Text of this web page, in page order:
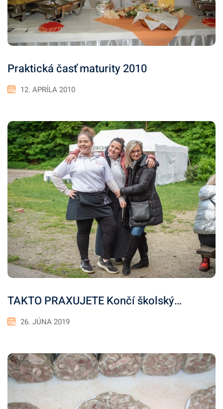
Praktická časť maturity 2010
12. APRÍLA 2010
TAKTO PRAXUJETE Končí školský…
26. JÚNA 2019